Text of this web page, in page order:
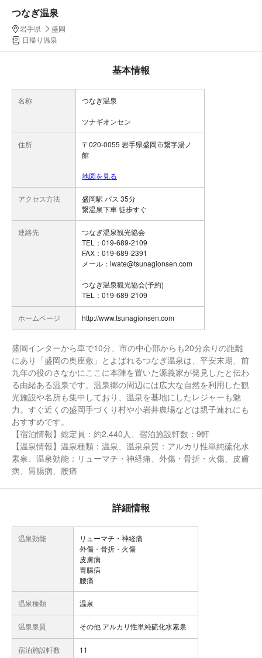
つなぎ温泉
岩手県
盛岡
日帰り温泉
基本情報
名称 つなぎ温泉
ツナギオンセン
住所
〒020-0055 岩手県盛岡市繋字湯ノ
館
地図を見る
アクセス方法
盛岡駅 バス 35分
繋温泉下車 徒歩すぐ
連絡先
つなぎ温泉観光協会
TEL：019-689-2109
FAX：019-689-2391
メール：iwate@tsunagionsen.com
つなぎ温泉観光協会(予約)
TEL：019-689-2109
ホームページ http://www.tsunagionsen.com
盛岡インターから車で10分、市の中心部からも20分余りの距離
にあり「盛岡の奥座敷」とよばれるつなぎ温泉は、平安末期、前
九年の役のさなかにここに本陣を置いた源義家が発見したと伝わ
る由緒ある温泉です。温泉郷の周辺には広大な自然を利用した観
光施設や名所も集中しており、温泉を基地にしたレジャーも魅
力。すぐ近くの盛岡手づくり村や小岩井農場などは親子連れにも
おすすめです。
【宿泊情報】総定員：約2,440人、宿泊施設軒数：9軒
【温泉情報】温泉種類：温泉、温泉泉質：アルカリ性単純硫化水
素泉、温泉効能：リューマチ・神経痛、外傷・骨折・火傷、皮膚
病、胃腸病、腰痛
詳細情報
温泉効能
リューマチ・神経痛
外傷・骨折・火傷
皮膚病
胃腸病
腰痛
温泉種類 温泉
温泉泉質 その他 アルカリ性単純硫化水素泉
宿泊施設軒数 11